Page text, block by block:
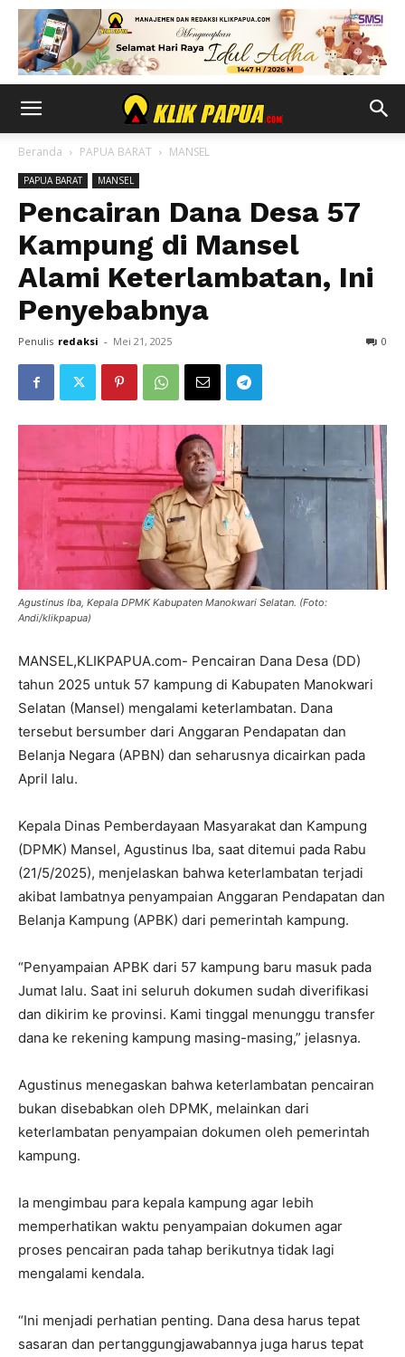
Beranda PAPUA BARAT MANSEL
PAPUA BARAT MANSEL
Pencairan Dana Desa 57
Kampung di Mansel
Alami Keterlambatan, Ini
Penyebabnya
Penulis redaksi - Mei 21, 2025 0
Agustinus Iba, Kepala DPMK Kabupaten Manokwari Selatan. (Foto:
Andi/klikpapua)
MANSEL,KLIKPAPUA.com- Pencairan Dana Desa (DD)
tahun 2025 untuk 57 kampung di Kabupaten Manokwari
Selatan (Mansel) mengalami keterlambatan. Dana
tersebut bersumber dari Anggaran Pendapatan dan
Belanja Negara (APBN) dan seharusnya dicairkan pada
April lalu.
Kepala Dinas Pemberdayaan Masyarakat dan Kampung
(DPMK) Mansel, Agustinus Iba, saat ditemui pada Rabu
(21/5/2025), menjelaskan bahwa keterlambatan terjadi
akibat lambatnya penyampaian Anggaran Pendapatan dan
Belanja Kampung (APBK) dari pemerintah kampung.
“Penyampaian APBK dari 57 kampung baru masuk pada
Jumat lalu. Saat ini seluruh dokumen sudah diverifikasi
dan dikirim ke provinsi. Kami tinggal menunggu transfer
dana ke rekening kampung masing-masing,” jelasnya.
Agustinus menegaskan bahwa keterlambatan pencairan
bukan disebabkan oleh DPMK, melainkan dari
keterlambatan penyampaian dokumen oleh pemerintah
kampung.
Ia mengimbau para kepala kampung agar lebih
memperhatikan waktu penyampaian dokumen agar
proses pencairan pada tahap berikutnya tidak lagi
mengalami kendala.
“Ini menjadi perhatian penting. Dana desa harus tepat
sasaran dan pertanggungjawabannya juga harus tepat